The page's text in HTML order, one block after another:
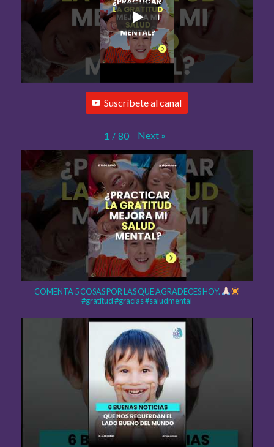
Suscríbete al canal
1 / 80 Next »
COMENTA 5 COSAS POR LAS QUE AGRADECES HOY.
#gratitud #gracias #saludmental